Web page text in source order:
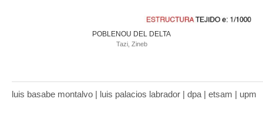
POBLENOU DEL DELTA
Tazi, Zineb
luis basabe montalvo | luis palacios labrador | dpa | etsam | upm